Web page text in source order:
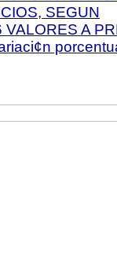
SEGUN
A